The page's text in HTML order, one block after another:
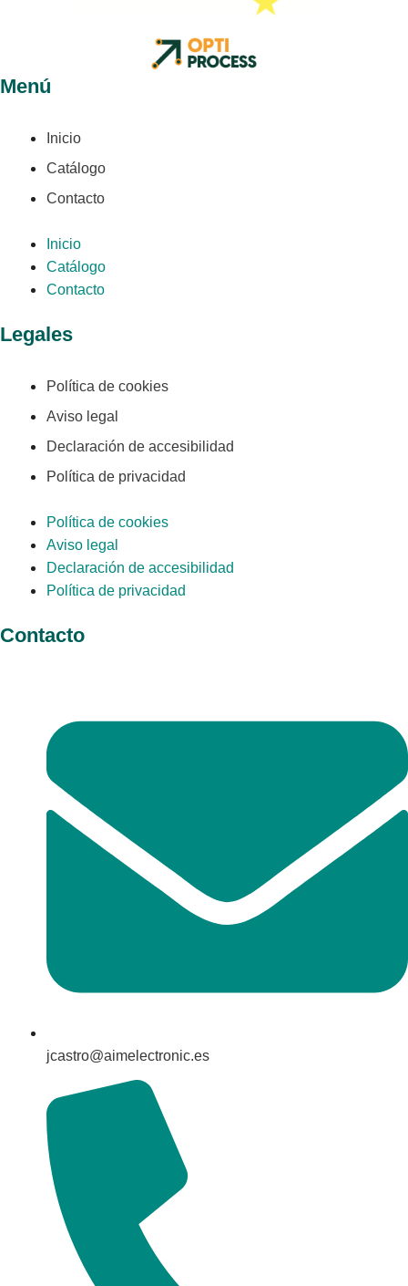
Menú
Inicio
Catálogo
Contacto
Inicio
Catálogo
Contacto
Legales
Política de cookies
Aviso legal
Declaración de accesibilidad
Política de privacidad
Política de cookies
Aviso legal
Declaración de accesibilidad
Política de privacidad
Contacto
jcastro@aimelectronic.es